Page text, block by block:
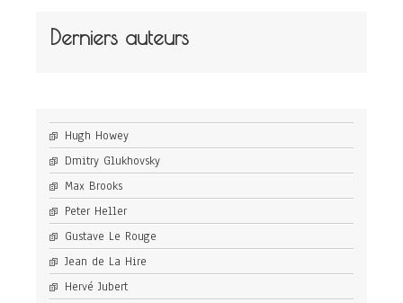
Derniers auteurs
Hugh Howey
Dmitry Glukhovsky
Max Brooks
Peter Heller
Gustave Le Rouge
Jean de La Hire
Hervé Jubert